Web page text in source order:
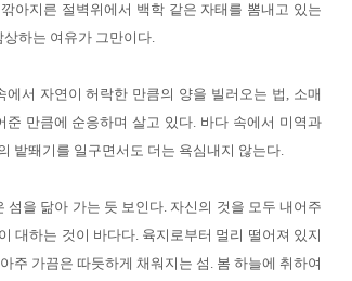
아지른 절벽위에서 백학 같은 자태를 뽐내고 있는
하는 여유가 그만이다.
에서 자연이 허락한 만큼의 양을 빌러오는 법, 소매
준 만큼에 순응하며 살고 있다. 바다 속에서 미역과
밭뙈기를 일구면서도 더는 욕심내지 않는다.
섬을 닮아 가는 듯 보인다. 자신의 것을 모두 내어주
대하는 것이 바다다. 육지로부터 멀리 떨어져 있지
주 가끔은 따듯하게 채워지는 섬. 봄 하늘에 취하여